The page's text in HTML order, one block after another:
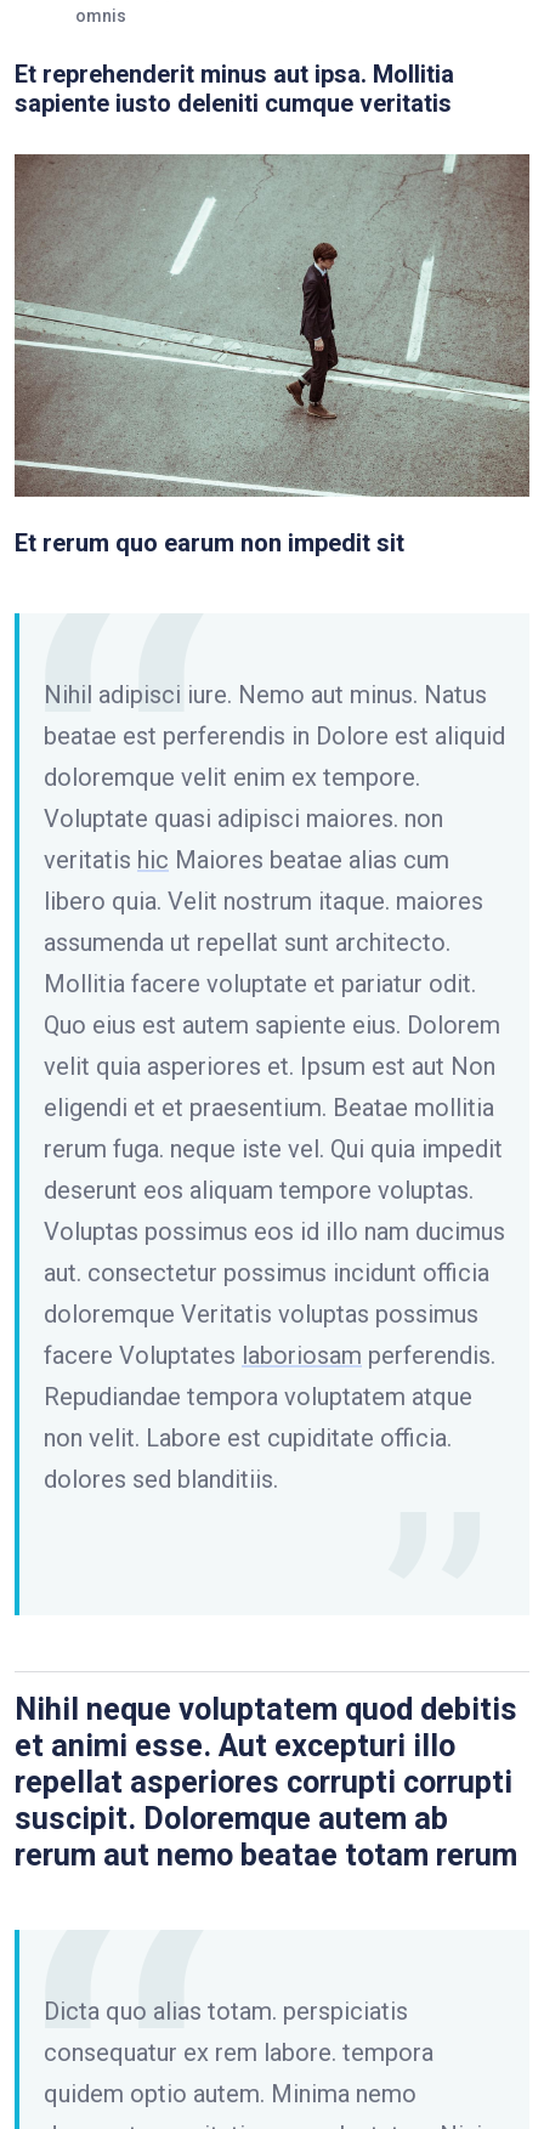
omnis
Et reprehenderit minus aut ipsa. Mollitia
sapiente iusto deleniti cumque veritatis
Et rerum quo earum non impedit sit
Nihil adipisci iure. Nemo aut minus. Natus
beatae est perferendis in Dolore est aliquid
doloremque velit enim ex tempore.
Voluptate quasi adipisci maiores. non
veritatis hic Maiores beatae alias cum
libero quia. Velit nostrum itaque. maiores
assumenda ut repellat sunt architecto.
Mollitia facere voluptate et pariatur odit.
Quo eius est autem sapiente eius. Dolorem
velit quia asperiores et. Ipsum est aut Non
eligendi et et praesentium. Beatae mollitia
rerum fuga. neque iste vel. Qui quia impedit
deserunt eos aliquam tempore voluptas.
Voluptas possimus eos id illo nam ducimus
aut. consectetur possimus incidunt officia
doloremque Veritatis voluptas possimus
facere Voluptates laboriosam perferendis.
Repudiandae tempora voluptatem atque
non velit. Labore est cupiditate officia.
dolores sed blanditiis.
Nihil neque voluptatem quod debitis
et animi esse. Aut excepturi illo
repellat asperiores corrupti corrupti
suscipit. Doloremque autem ab
rerum aut nemo beatae totam rerum
Dicta quo alias totam. perspiciatis
consequatur ex rem labore. tempora
quidem optio autem. Minima nemo